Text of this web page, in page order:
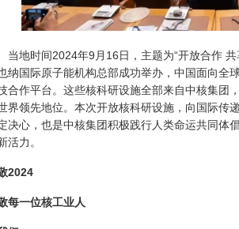
当地时间2024年9 月 16日，主题为“开放合作
纳国际原子能机构总部成功举办，中国面向全
合作平台。这些核科研设施全部来自中核集团
界领先地位。本次开放核科研设施，向国际传
决心，也是中核集团积极践行人类命运共同体
活力。
2024
每一位核工业人